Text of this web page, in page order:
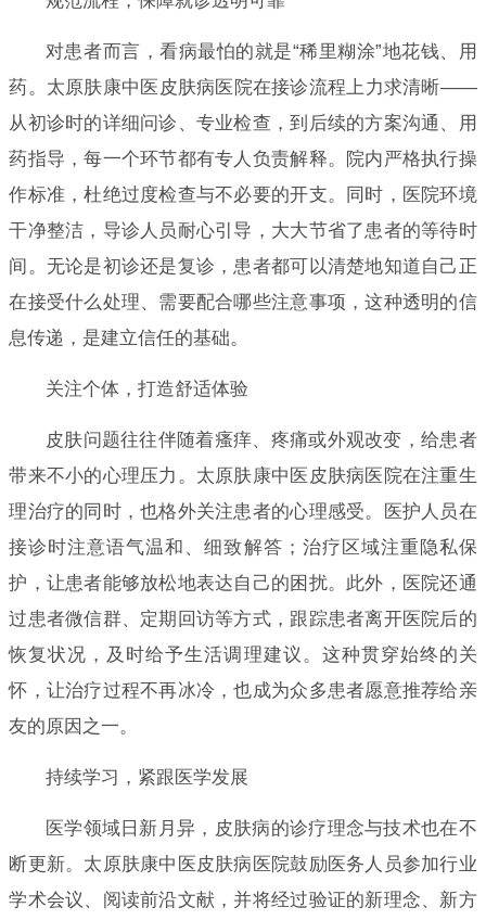
对患者而言，看病最怕的就是“稀里糊涂”地花钱、用
药。太原肤康中医皮肤病医院在接诊流程上力求清晰——
从初诊时的详细问诊、专业检查，到后续的方案沟通、用
药指导，每一个环节都有专人负责解释。院内严格执行操
作标准，杜绝过度检查与不必要的开支。同时，医院环境
干净整洁，导诊人员耐心引导，大大节省了患者的等待时
间。无论是初诊还是复诊，患者都可以清楚地知道自己正
在接受什么处理、需要配合哪些注意事项，这种透明的信
息传递，是建立信任的基础。
关注个体，打造舒适体验
皮肤问题往往伴随着瘙痒、疼痛或外观改变，给患者
带来不小的心理压力。太原肤康中医皮肤病医院在注重生
理治疗的同时，也格外关注患者的心理感受。医护人员在
接诊时注意语气温和、细致解答；治疗区域注重隐私保
护，让患者能够放松地表达自己的困扰。此外，医院还通
过患者微信群、定期回访等方式，跟踪患者离开医院后的
恢复状况，及时给予生活调理建议。这种贯穿始终的关
怀，让治疗过程不再冰冷，也成为众多患者愿意推荐给亲
友的原因之一。
持续学习，紧跟医学发展
医学领域日新月异，皮肤病的诊疗理念与技术也在不
断更新。太原肤康中医皮肤病医院鼓励医务人员参加行业
学术会议、阅读前沿文献，并将经过验证的新理念、新方